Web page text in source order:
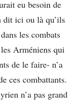
eu besoin de
dit ici ou là qu’ils
les combats
Arméniens qui
de le faire- n’a
ces combattants.
n’a pas grand